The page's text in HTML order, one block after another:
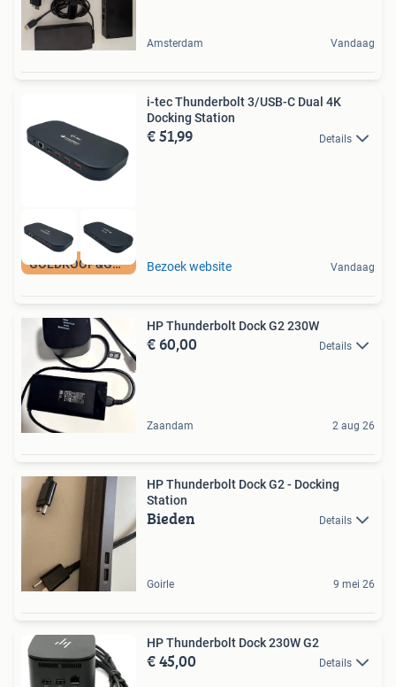
Amsterdam Vandaag
GOEDKOOP&GARANTIE
i-tec Thunderbolt 3/USB-C Dual 4K
Docking Station
€ 51,99 Details
Bezoek website Vandaag
HP Thunderbolt Dock G2 230W
€ 60,00 Details
Zaandam 2 aug 26
HP Thunderbolt Dock G2 - Docking
Station
Bieden Details
Goirle 9 mei 26
HP Thunderbolt Dock 230W G2
€ 45,00 Details